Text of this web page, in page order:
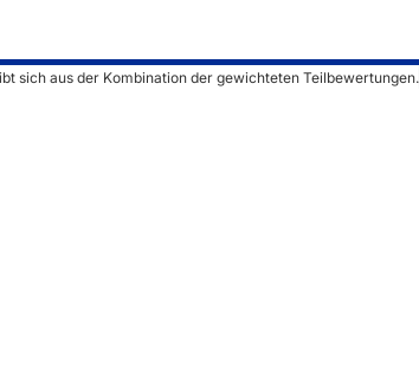
sich aus der Kombination der gewichteten Teilbewertungen.